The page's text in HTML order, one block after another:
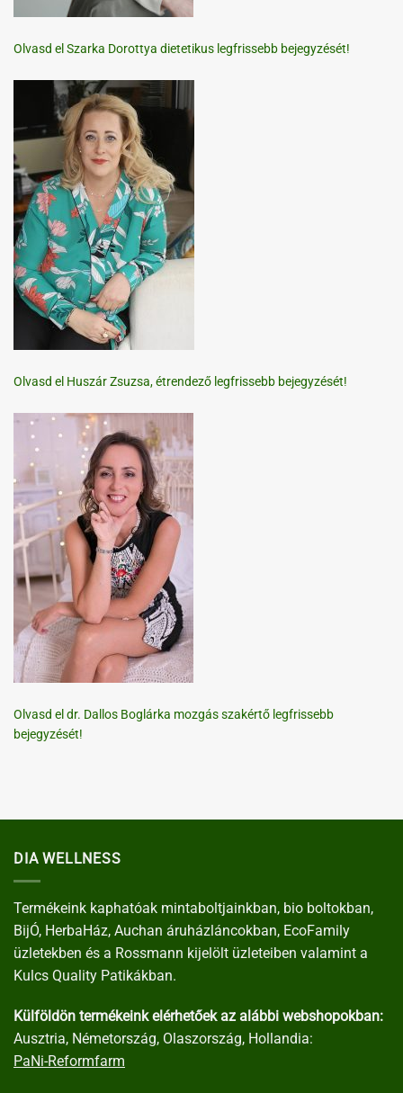
Olvasd el Szarka Dorottya dietetikus legfrissebb bejegyzését!
Olvasd el Huszár Zsuzsa, étrendező legfrissebb bejegyzését!
Olvasd el dr. Dallos Boglárka mozgás szakértő legfrissebb
bejegyzését!
DIA WELLNESS
Termékeink kaphatóak mintaboltjainkban, bio boltokban,
BijÓ, HerbaHáz, Auchan áruházláncokban, EcoFamily
üzletekben és a Rossmann kijelölt üzleteiben valamint a
Kulcs Quality Patikákban.
Külföldön termékeink elérhetőek az alábbi webshopokban:
Ausztria, Németország, Olaszország, Hollandia:
PaNi-Reformfarm